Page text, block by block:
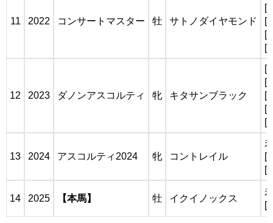
11 2022 コンサートマスター 牡 サトノダイヤモンド
[
[
[
[
12 2023 ダノンアスコルティ 牝 キタサンブラック
[
[
[
[
13 2024 アスコルティ2024 牝 コントレイル
[
[
14 2025 【本馬】 牡 イクイノックス
[